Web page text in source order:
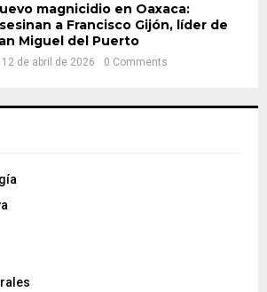
magnicidio en Oaxaca:
a Francisco Gijón, líder de
Miguel del Puerto
12 de abril de 2026 0 Comments